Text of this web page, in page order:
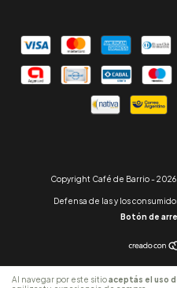
Al navegar por este sitioaceptás el uso
Copyright Café de Barrio -
Defensa de las y los
Botón de